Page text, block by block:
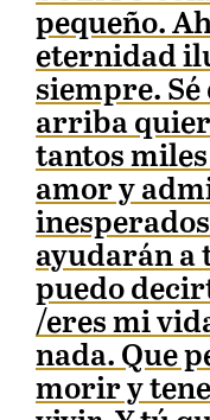
pequeño.
eternidad
siempre. Sé
arriba
tantos
amor y
ayudarán a
puedo
/eres mi
nada. Que
morir y